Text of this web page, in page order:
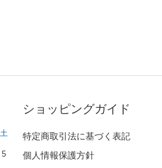
土
5
ショッピングガイド
特定商取引法に基づく表記
個人情報保護方針